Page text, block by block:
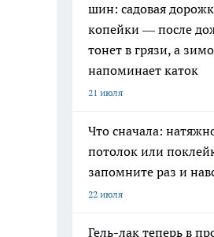
шин: садовая
копейки — после
тонет в грязи, а
напоминает каток
21 июля
Что сначала:
потолок или
запомните раз и
22 июля
Гель-лак теперь в